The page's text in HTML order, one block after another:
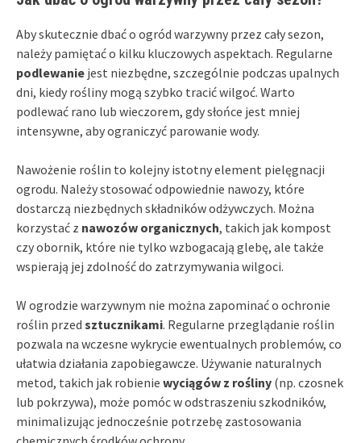
Aby skutecznie dbać o ogród warzywny przez cały sezon,
należy pamiętać o kilku kluczowych aspektach. Regularne
podlewanie jest niezbędne, szczególnie podczas upalnych
dni, kiedy rośliny mogą szybko tracić wilgoć. Warto
podlewać rano lub wieczorem, gdy słońce jest mniej
intensywne, aby ograniczyć parowanie wody.
Nawożenie roślin to kolejny istotny element pielęgnacji
ogrodu. Należy stosować odpowiednie nawozy, które
dostarczą niezbędnych składników odżywczych. Można
korzystać z nawozów organicznych, takich jak kompost
czy obornik, które nie tylko wzbogacają glebę, ale także
wspierają jej zdolność do zatrzymywania wilgoci.
W ogrodzie warzywnym nie można zapominać o ochronie
roślin przed sztucznikami. Regularne przeglądanie roślin
pozwala na wczesne wykrycie ewentualnych problemów, co
ułatwia działania zapobiegawcze. Używanie naturalnych
metod, takich jak robienie wyciągów z rośliny (np. czosnek
lub pokrzywa), może pomóc w odstraszeniu szkodników,
minimalizując jednocześnie potrzebę zastosowania